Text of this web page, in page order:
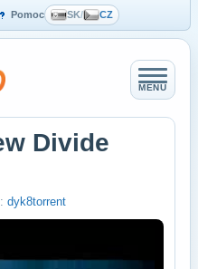
Pomoc SK/ CZ
MENU
Divide
dyk8torrent